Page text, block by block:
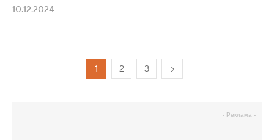
10.12.2024
1 2 3
- Реклама -